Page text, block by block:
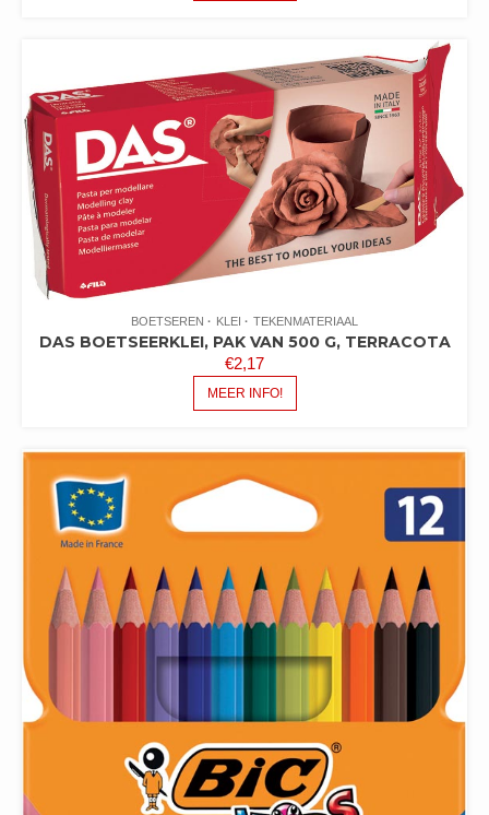
BOETSEREN KLEI TEKENMATERIAAL
DAS BOETSEERKLEI, PAK VAN 500 G, TERRACOTA
€2,17
MEER INFO!